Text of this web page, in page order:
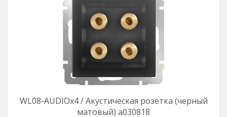
WL08-AUDIOx4 / Акустическая розетка (черный
матовый) a030818